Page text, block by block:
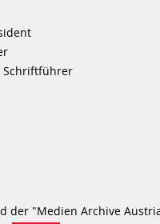
Schriftführer
der "Medien Archive